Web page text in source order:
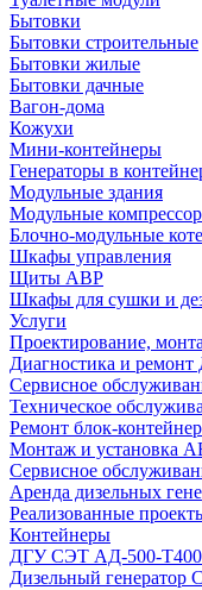
Бытовки
Бытовки строительные
Бытовки жилые
Бытовки дачные
Вагон-дома
Кожухи
Мини-контейнеры
Генераторы в
Модульные здания
Модульные
Блочно-модульные
Шкафы управления
Щиты АВР
Шкафы для сушки и
Услуги
Проектирование,
Диагностика и
Сервисное
Техническое
Ремонт блок-
Монтаж и установка
Сервисное
Аренда дизельных
Реализованные
Контейнеры
ДГУ СЭТ АД-500-Т400
Дизельный генератор